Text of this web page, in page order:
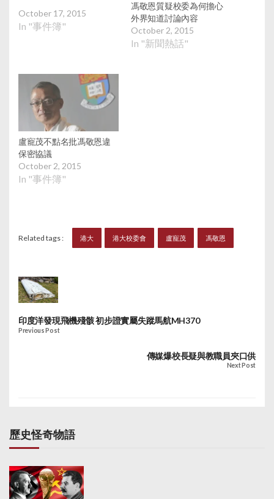
October 17, 2015
In "事件簿"
馮敬恩質疑校委為何擔心
外界知道討論內容
October 2, 2015
In "新聞熱話"
盧寵茂不點名批馮敬恩違
保密協議
October 2, 2015
In "事件簿"
Related tags : 港大 港大校委會 盧寵茂 馮敬恩
印度洋發現飛機殘骸 初步證實屬失蹤馬航MH370
Previous Post
傳媒爆校長疑與教職員夾口供
Next Post
歷史怪奇物語